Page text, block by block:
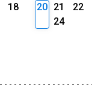
18
20 21 22
24